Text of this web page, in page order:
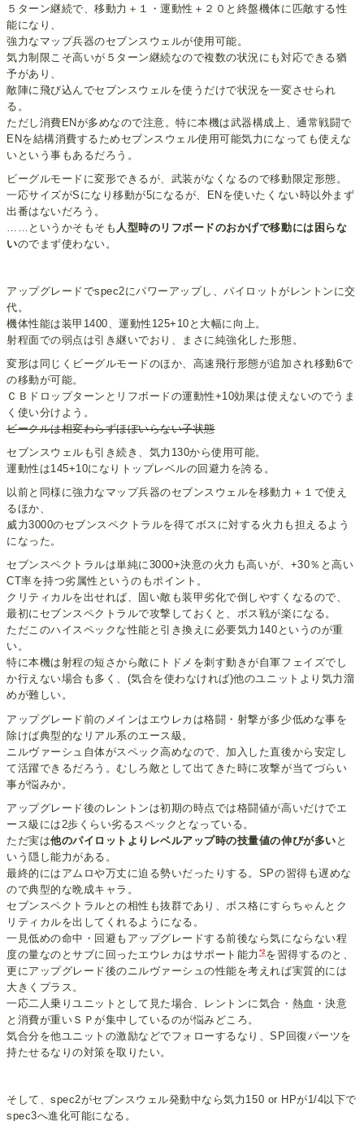
５ターン継続で、移動力＋１・運動性＋２０と終盤機体に匹敵する性
能になり、
強力なマップ兵器のセブンスウェルが使用可能。
気力制限こそ高いが５ターン継続なので複数の状況にも対応できる猶
予があり、
敵陣に飛び込んでセブンスウェルを使うだけで状況を一変させられ
る。
ただし消費ENが多めなので注意。特に本機は武器構成上、通常戦闘で
ENを結構消費するためセブンスウェル使用可能気力になっても使えな
いという事もあるだろう。
ビーグルモードに変形できるが、武装がなくなるので移動限定形態。
一応サイズがSになり移動が5になるが、ENを使いたくない時以外まず
出番はないだろう。
……というかそもそも 人型時のリフボードのおかげで移動には困らな
いのでまず使わない。
アップグレードでspec2にパワーアップし、パイロットがレントンに交
代。
機体性能は装甲1400、運動性125+10と大幅に向上。
射程面での弱点は引き継いでおり、まさに純強化した形態。
変形は同じくビーグルモードのほか、高速飛行形態が追加され移動6で
の移動が可能。
ＣＢドロップターンとリフボードの運動性+10効果は使えないのでうま
く使い分けよう。
ビークルは相変わらずほぼいらない子状態
セブンスウェルも引き続き、気力130から使用可能。
運動性は145+10になりトップレベルの回避力を誇る。
以前と同様に強力なマップ兵器のセブンスウェルを移動力＋１で使え
るほか、
威力3000のセブンスペクトラルを得てボスに対する火力も担えるよう
になった。
セブンスペクトラルは単純に3000+決意の火力も高いが、+30％と高い
CT率を持つ劣属性というのもポイント。
クリティカルを出せれば、固い敵も装甲劣化で倒しやすくなるので、
最初にセブンスペクトラルで攻撃しておくと、ボス戦が楽になる。
ただこのハイスペックな性能と引き換えに必要気力140というのが重
い。
特に本機は射程の短さから敵にトドメを刺す動きが自軍フェイズでし
か行えない場合も多く、(気合を使わなければ)他のユニットより気力溜
めが難しい。
アップグレード前のメインはエウレカは格闘・射撃が多少低めな事を
除けば典型的なリアル系のエース級。
ニルヴァーシュ自体がスペック高めなので、加入した直後から安定し
て活躍できるだろう。むしろ敵として出てきた時に攻撃が当てづらい
事が悩みか。
アップグレード後のレントンは初期の時点では格闘値が高いだけでエ
ース級には2歩くらい劣るスペックとなっている。
ただ実は他のパイロットよりレベルアップ時の技量値の伸びが多い と
いう隠し能力がある。
最終的にはアムロや万丈に迫る勢いだったりする。SPの習得も遅めな
ので典型的な晩成キャラ。
セブンスペクトラルとの相性も抜群であり、ボス格にすらちゃんとク
リティカルを出してくれるようになる。
一見低めの命中・回避もアップグレードする前後なら気にならない程
度の量なのとサブに回ったエウレカはサポート能力 *2 を習得するのと、
更にアップグレード後のニルヴァーシュの性能を考えれば実質的には
大きくプラス。
一応二人乗りユニットとして見た場合、レントンに気合・熱血・決意
と消費が重いＳＰが集中しているのが悩みどころ。
気合分を他ユニットの激励などでフォローするなり、SP回復パーツを
持たせるなりの対策を取りたい。
そして、spec2がセブンスウェル発動中なら気力150 or HPが1/4以下で
spec3へ進化可能になる。